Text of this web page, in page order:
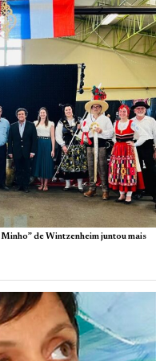
de Wintzenheim juntou mais